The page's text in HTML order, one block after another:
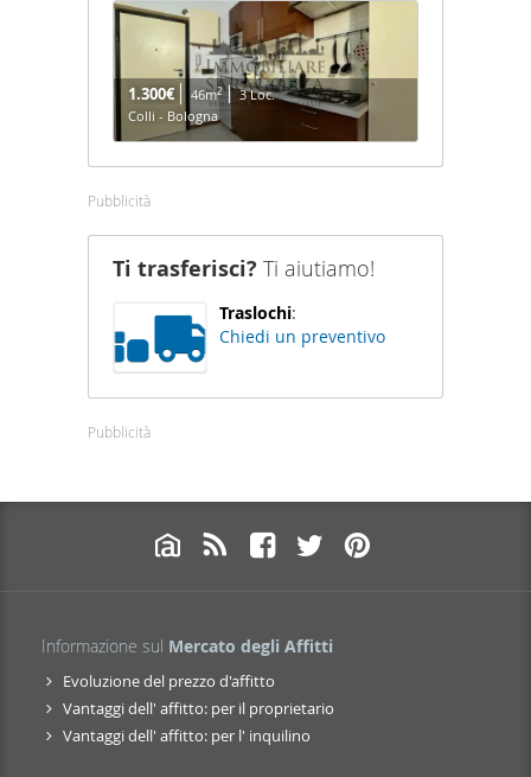
1.300€ 46m2
3 Loc.
Colli - Bologna
Pubblicità
Ti trasferisci? Ti aiutiamo!
Traslochi:
Chiedi un preventivo
Pubblicità
Informazione sul Mercato degli Affitti
Evoluzione del prezzo d'affitto
Vantaggi dell' affitto: per il proprietario
Vantaggi dell' affitto: per l' inquilino